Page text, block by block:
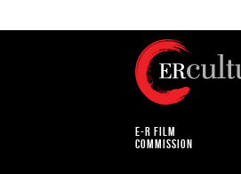
E-R FILM
COMMISSION